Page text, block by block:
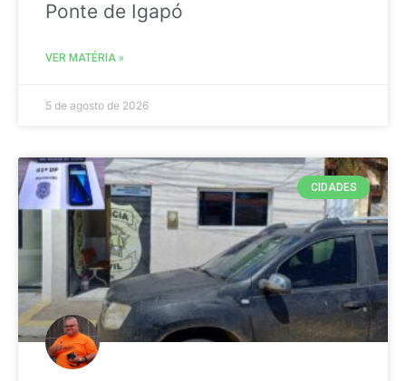
Ponte de Igapó
VER MATÉRIA »
5 de agosto de 2026
CIDADES